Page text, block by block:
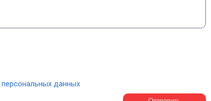
персональных данных